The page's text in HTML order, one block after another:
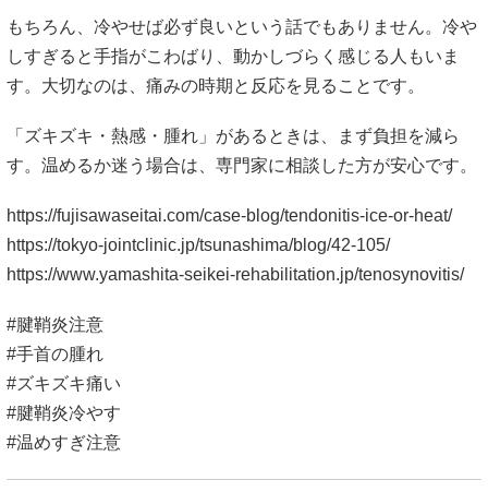
もちろん、冷やせば必ず良いという話でもありません。冷や
しすぎると手指がこわばり、動かしづらく感じる人もいま
す。大切なのは、痛みの時期と反応を見ることです。
「ズキズキ・熱感・腫れ」があるときは、まず負担を減ら
す。温めるか迷う場合は、専門家に相談した方が安心です。
https://fujisawaseitai.com/case-blog/tendonitis-ice-or-heat/
https://tokyo-jointclinic.jp/tsunashima/blog/42-105/
https://www.yamashita-seikei-rehabilitation.jp/tenosynovitis/
#腱鞘炎注意
#手首の腫れ
#ズキズキ痛い
#腱鞘炎冷やす
#温めすぎ注意